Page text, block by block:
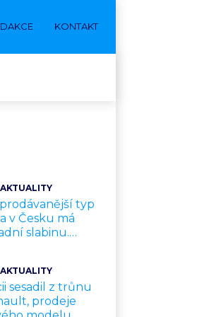
KONTAKT
AKTUALITY
typ
v Česku má
slabinu.
AKTUALITY
sesadil z trůnu
prodeje